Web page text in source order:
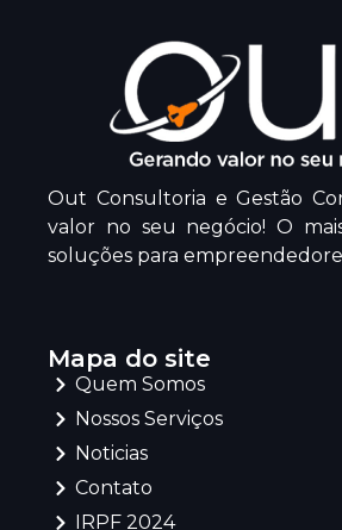
Out Consultoria e Gestão
valor no seu negócio! O
soluções para
Mapa do site
Quem Somos
Nossos Serviços
Noticias
Contato
IRPF 2024